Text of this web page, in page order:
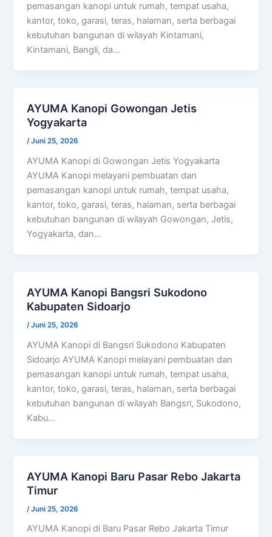
pemasangan kanopi untuk rumah, tempat usaha,
kantor, toko, garasi, teras, halaman, serta berbagai
kebutuhan bangunan di wilayah Kintamani,
Kintamani, Bangli, da…
AYUMA Kanopi Gowongan Jetis
Yogyakarta
/Juni 25, 2026
AYUMA Kanopi di Gowongan Jetis Yogyakarta
AYUMA Kanopi melayani pembuatan dan
pemasangan kanopi untuk rumah, tempat usaha,
kantor, toko, garasi, teras, halaman, serta berbagai
kebutuhan bangunan di wilayah Gowongan, Jetis,
Yogyakarta, dan…
AYUMA Kanopi Bangsri Sukodono
Kabupaten Sidoarjo
/Juni 25, 2026
AYUMA Kanopi di Bangsri Sukodono Kabupaten
Sidoarjo AYUMA Kanopi melayani pembuatan dan
pemasangan kanopi untuk rumah, tempat usaha,
kantor, toko, garasi, teras, halaman, serta berbagai
kebutuhan bangunan di wilayah Bangsri, Sukodono,
Kabu…
AYUMA Kanopi Baru Pasar Rebo Jakarta
Timur
/Juni 25, 2026
AYUMA Kanopi di Baru Pasar Rebo Jakarta Timur